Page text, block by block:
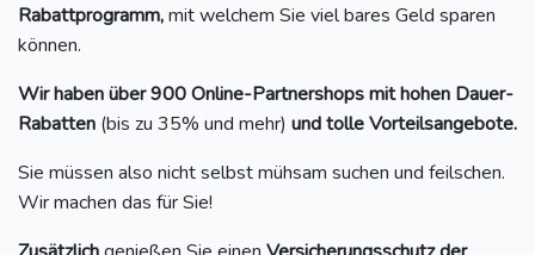
Rabattprogramm,mit welchem Sie viel bares Geld sparen
können.
Wir haben über 900 Online-Partnershops mit hohen Dauer-
Rabatten (bis zu 35% und mehr) und tolle Vorteilsangebote.
Sie müssen also nicht selbst mühsam suchen und feilschen.
Wir machen das für Sie!